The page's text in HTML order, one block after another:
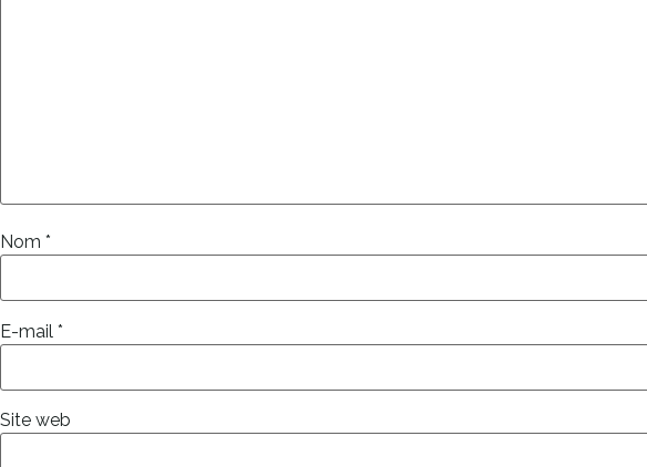
Nom *
E-mail *
Site web